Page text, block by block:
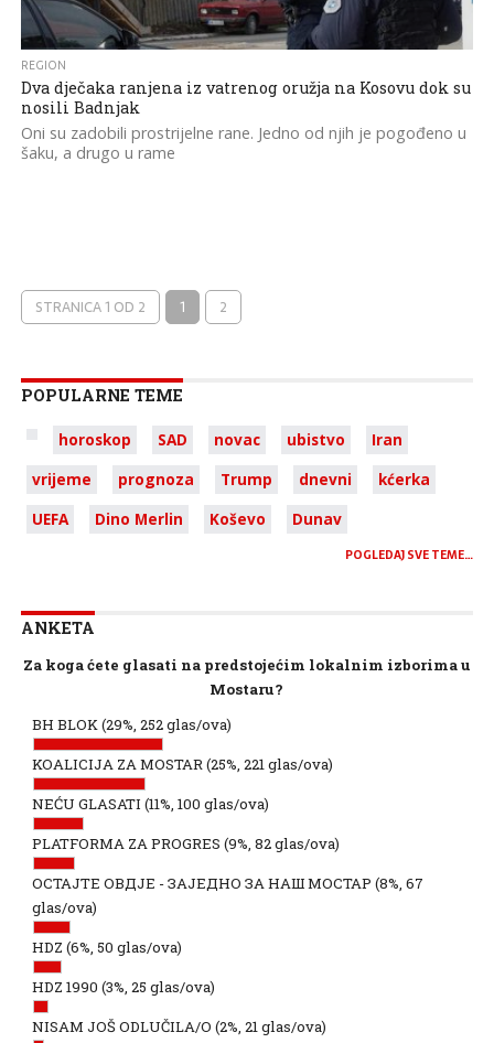
REGION
Dva dječaka ranjena iz vatrenog oružja na Kosovu dok su
nosili Badnjak
Oni su zadobili prostrijelne rane. Jedno od njih je pogođeno u
šaku, a drugo u rame
STRANICA 1 OD 2 1 2
POPULARNE TEME
horoskop SAD novac ubistvo
Iran
vrijeme
prognoza Trump dnevni
kćerka
UEFA
Dino Merlin Koševo Dunav
POGLEDAJ SVE TEME…
ANKETA
Za koga ćete glasati na predstojećim lokalnim izborima u
Mostaru?
BH BLOK(29%, 252 glas/ova)
KOALICIJA ZA MOSTAR(25%, 221 glas/ova)
NEĆU GLASATI (11%, 100 glas/ova)
PLATFORMA ZA PROGRES (9%, 82 glas/ova)
ОСТАЈТЕ ОВДЈЕ - ЗАЈЕДНО ЗА НАШ МОСТАР (8%, 67
glas/ova)
HDZ (6%, 50 glas/ova)
HDZ 1990 (3%, 25 glas/ova)
NISAM JOŠ ODLUČILA/O (2%, 21 glas/ova)